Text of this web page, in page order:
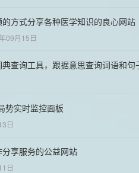
方式分享各种医学知识的良心网站
09月15日
查询工具，跟据意思查询词语和句
实时监控面板
日
享服务的公益网站
日